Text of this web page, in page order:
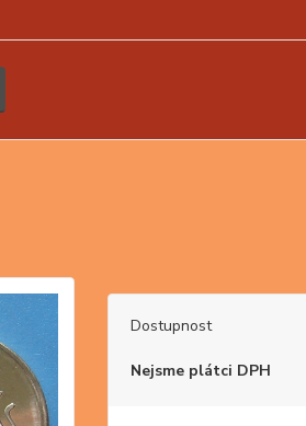
Dostupnost
Nejsme plátci DPH